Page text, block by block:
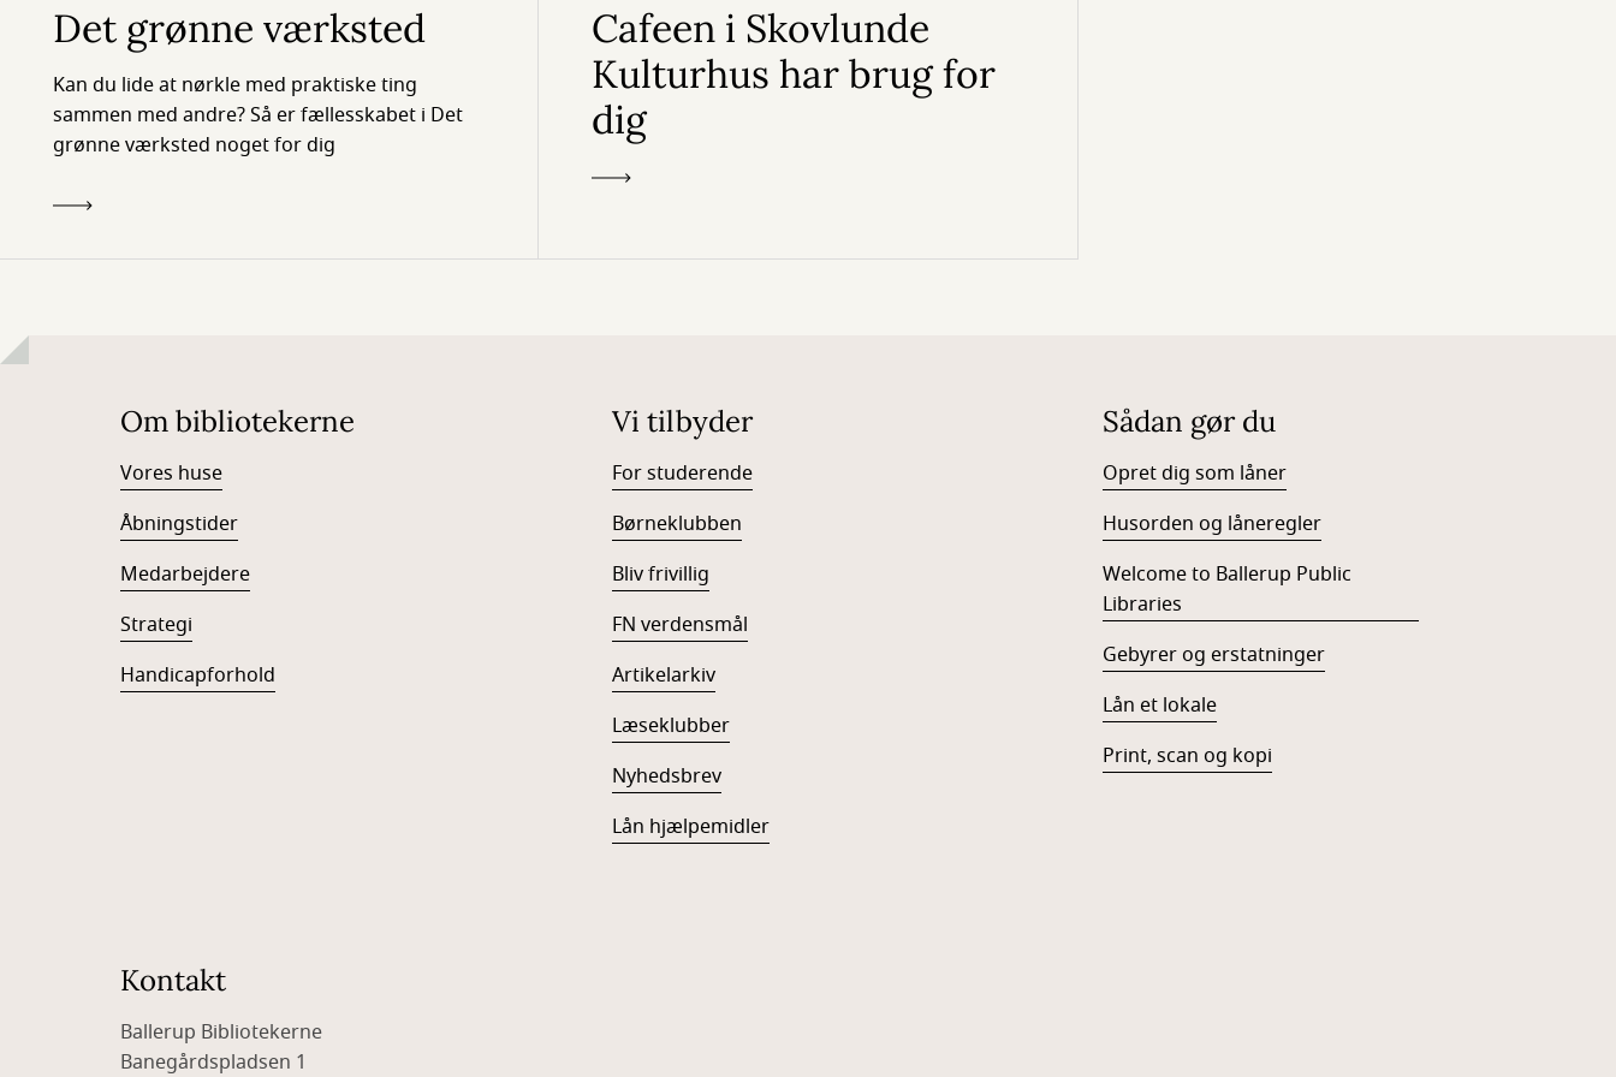
Det grønne værksted
Kan du lide at nørkle med praktiske ting
sammen med andre? Så er fællesskabet i Det
grønne værksted noget for dig
Cafeen i Skovlunde
Kulturhus har brug for
dig
Om bibliotekerne
Vores huse
Åbningstider
Medarbejdere
Strategi
Handicapforhold
Vi tilbyder
For studerende
Børneklubben
Bliv frivillig
FN verdensmål
Artikelarkiv
Læseklubber
Nyhedsbrev
Lån hjælpemidler
Sådan gør du
Opret dig som låner
Husorden og låneregler
Welcome to Ballerup Public
Libraries
Gebyrer og erstatninger
Lån et lokale
Print, scan og kopi
Kontakt
Ballerup Bibliotekerne
Banegårdspladsen 1